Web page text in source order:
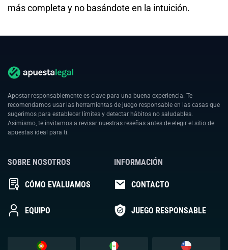
más completa y no basándote en la intuición.
Apostar responsablemente es clave para una buena experiencia. Te
recomendamos usar las herramientas de juego responsable en las casas que
sugerimos para establecer límites y detectar hábitos no saludables.
Asimismo, te invitamos a revisar nuestras reseñas antes de elegir el sitio de
apuestas ideal para ti.
SOBRE NOSOTROS
CÓMO EVALUAMOS
EQUIPO
INFORMACIÓN
CONTACTO
JUEGO RESPONSABLE